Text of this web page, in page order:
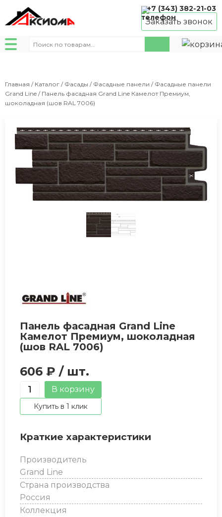
+7 (343) 382-21-03
Заказать звонок
Искать:
Главная / Каталог / Фасады / Фасадные панели / Фасадные панели
Grand Line / Панель фасадная Grand Line Камелот Премиум,
шоколадная (шов RAL 7006)
Панель фасадная Grand Line
Камелот Премиум, шоколадная
(шов RAL 7006)
606 ₽ / шт.
Количество
товара
Панель
Grand
Камелот
Премиум,
шоколадная
(шов
RAL
В корзину
Купить в 1 клик
Краткие характеристики
Производитель
Grand Line
Страна производства
Россия
Коллекция